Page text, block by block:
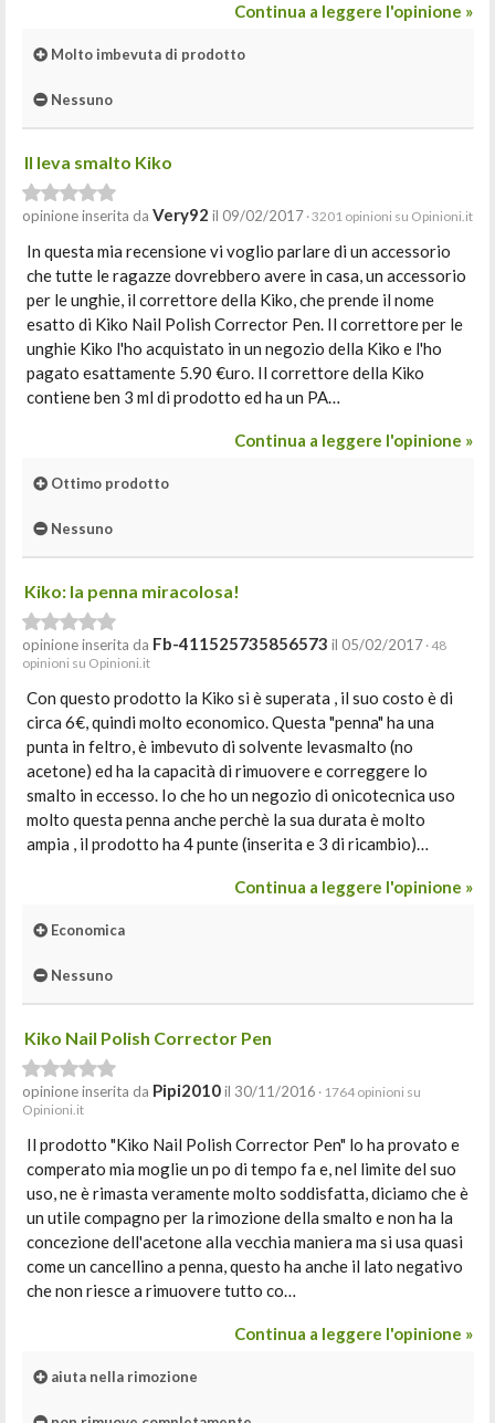
Continua a leggere l'opinione »
Molto imbevuta di prodotto
Nessuno
Il leva smalto Kiko
opinione inserita da Very92 il 09/02/2017 · 3201 opinioni su Opinioni.it
In questa mia recensione vi voglio parlare di un accessorio
che tutte le ragazze dovrebbero avere in casa, un accessorio
per le unghie, il correttore della Kiko, che prende il nome
esatto di Kiko Nail Polish Corrector Pen. Il correttore per le
unghie Kiko l'ho acquistato in un negozio della Kiko e l'ho
pagato esattamente 5.90 €uro. Il correttore della Kiko
contiene ben 3 ml di prodotto ed ha un PA…
Continua a leggere l'opinione »
Ottimo prodotto
Nessuno
Kiko: la penna miracolosa!
opinione inserita da Fb-411525735856573 il 05/02/2017 · 48
opinioni su Opinioni.it
Con questo prodotto la Kiko si è superata , il suo costo è di
circa 6€, quindi molto economico. Questa "penna" ha una
punta in feltro, è imbevuto di solvente levasmalto (no
acetone) ed ha la capacità di rimuovere e correggere lo
smalto in eccesso. Io che ho un negozio di onicotecnica uso
molto questa penna anche perchè la sua durata è molto
ampia , il prodotto ha 4 punte (inserita e 3 di ricambio)…
Continua a leggere l'opinione »
Economica
Nessuno
Kiko Nail Polish Corrector Pen
opinione inserita da Pipi2010il 30/11/2016 · 1764 opinioni su
Opinioni.it
Il prodotto "Kiko Nail Polish Corrector Pen" lo ha provato e
comperato mia moglie un po di tempo fa e, nel limite del suo
uso, ne è rimasta veramente molto soddisfatta, diciamo che è
un utile compagno per la rimozione della smalto e non ha la
concezione dell'acetone alla vecchia maniera ma si usa quasi
come un cancellino a penna, questo ha anche il lato negativo
che non riesce a rimuovere tutto co…
Continua a leggere l'opinione »
aiuta nella rimozione